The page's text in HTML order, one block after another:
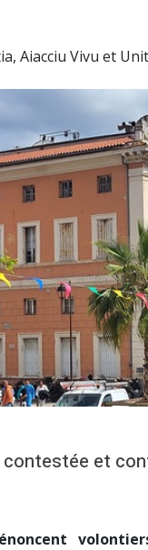
Aiacciu Vivu et
et